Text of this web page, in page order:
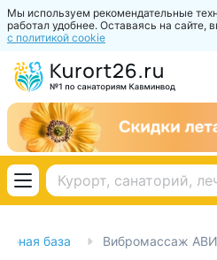
Мы используем рекомендательные
работал удобнее. Оставаясь на сайте,
с политикой cookie
база Вибромассаж